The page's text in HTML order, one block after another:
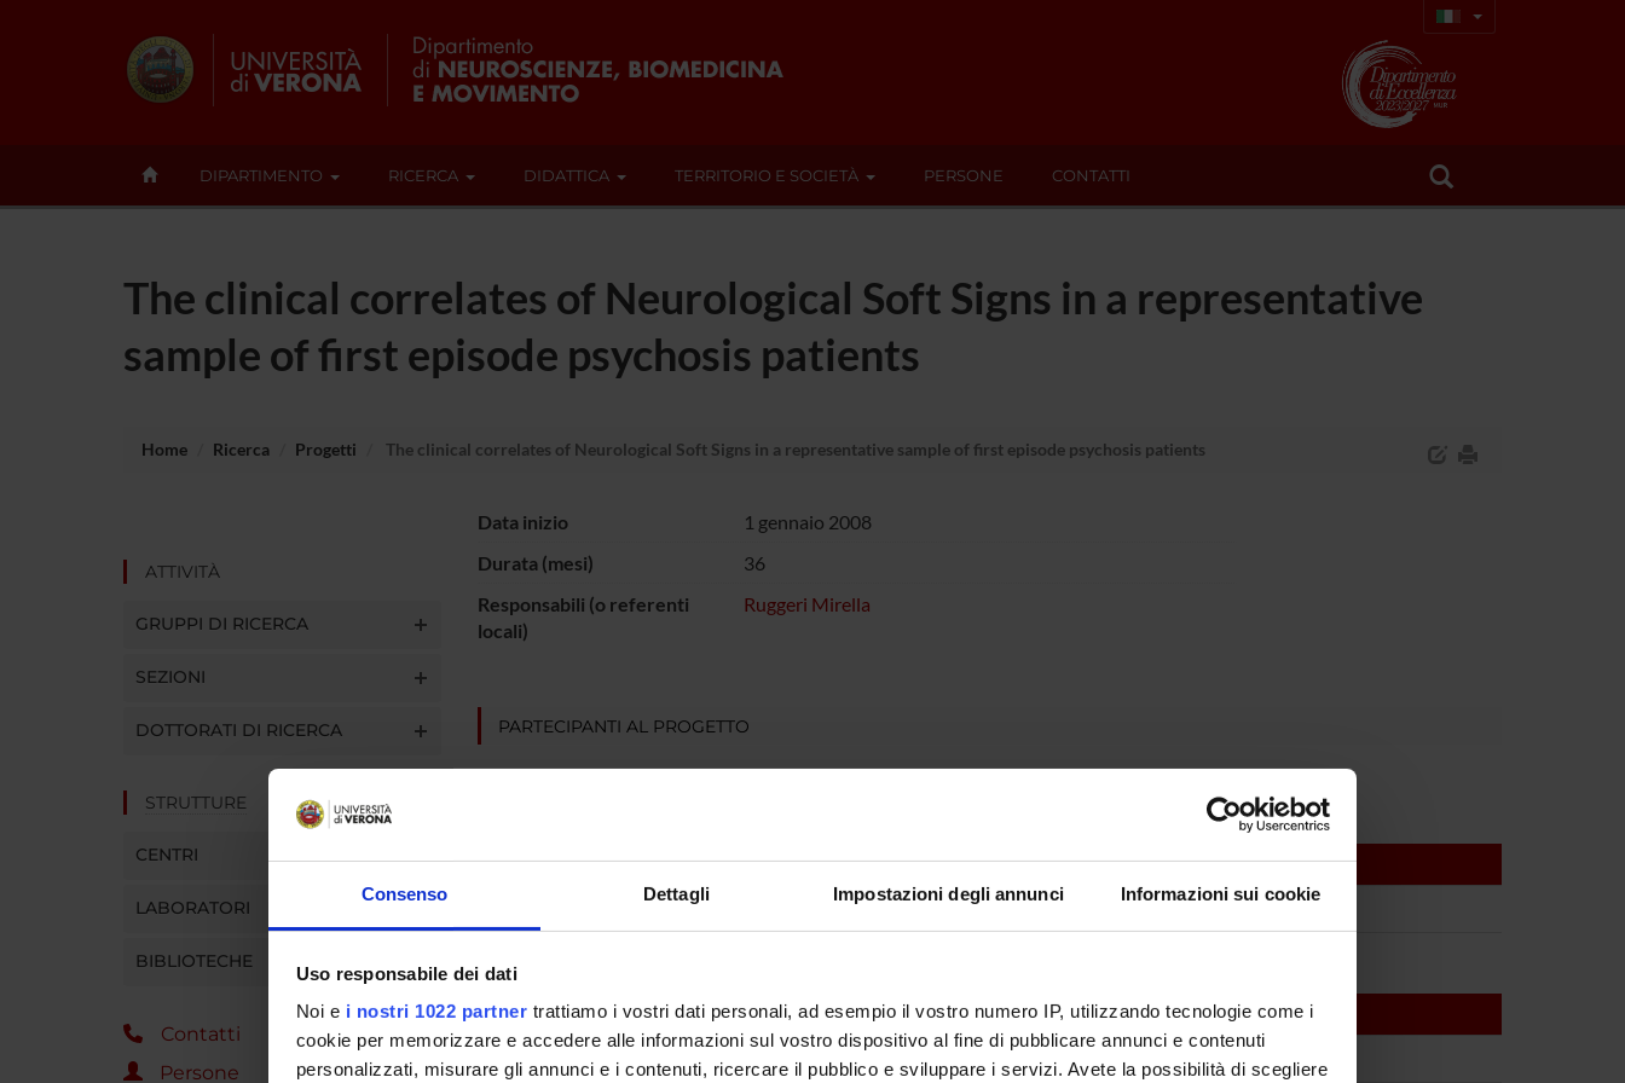
Consenso Dettagli Impostazioni degli annunci Informazioni sui cookie
Uso responsabile dei dati
Noi e i nostri 1022 partner trattiamo i vostri dati personali, ad esempio il vostro numero IP, utilizzando tecnologie come i
cookie per memorizzare e accedere alle informazioni sul vostro dispositivo al fine di pubblicare annunci e contenuti
personalizzati, misurare gli annunci e i contenuti, ricercare il pubblico e sviluppare i servizi. Avete la possibilità di scegliere
DIPARTIMENTO RICERCA DIDATTICA TERRITORIO E SOCIETÀ PERSONE CONTATTI
The clinical correlates of Neurological Soft Signs in a representative
sample of first episode psychosis patients
Home Ricerca Progetti The clinical correlates of Neurological Soft Signs in a representative sample of first episode psychosis patients
ATTIVITÀ
GRUPPI DI RICERCA
SEZIONI
DOTTORATI DI RICERCA
STRUTTURE
CENTRI
LABORATORI
BIBLIOTECHE
Contatti
Persone
Data inizio
1 gennaio 2008
Durata (mesi)
36
Responsabili (o referenti
locali)
Ruggeri Mirella
PARTECIPANTI AL PROGETTO
Mirella Ruggeri
AREE DI RICERCA COINVOLTE DAL PROGETTO
SEZIONI
Psichiatria